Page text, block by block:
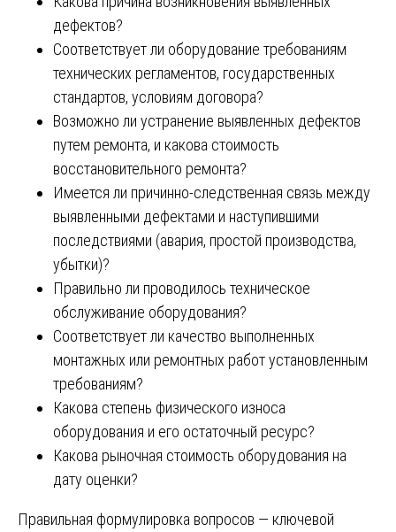
дефектов?
Соответствует ли оборудование требованиям
технических регламентов, государственных
стандартов, условиям договора?
Возможно ли устранение выявленных дефектов
путем ремонта, и какова стоимость
восстановительного ремонта?
Имеется ли причинно-следственная связь между
выявленными дефектами и наступившими
последствиями (авария, простой производства,
убытки)?
Правильно ли проводилось техническое
обслуживание оборудования?
Соответствует ли качество выполненных
монтажных или ремонтных работ установленным
требованиям?
Какова степень физического износа
оборудования и его остаточный ресурс?
Какова рыночная стоимость оборудования на
дату оценки?
Правильная формулировка вопросов — ключевой